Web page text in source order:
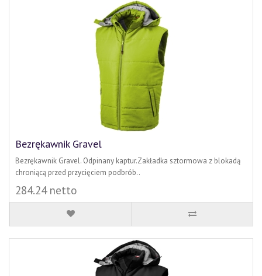
Bezrękawnik Gravel
Bezrękawnik Gravel. Odpinany kaptur.Zakładka sztormowa z blokadą
chroniącą przed przycięciem podbrób..
284.24 netto